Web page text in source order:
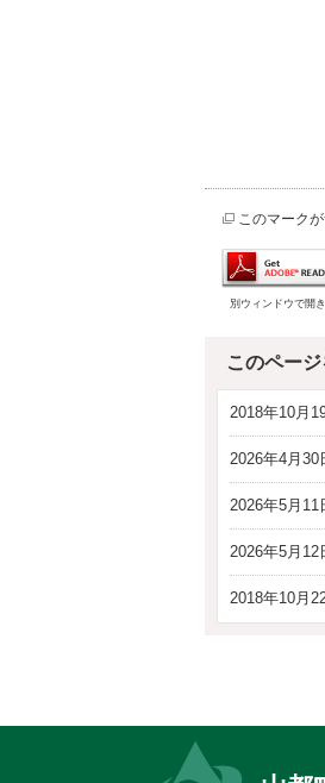
このマーク
別ウィンドウで開
このペー
2018年10月
2026年4月30
2026年5月11
2026年5月12
2018年10月